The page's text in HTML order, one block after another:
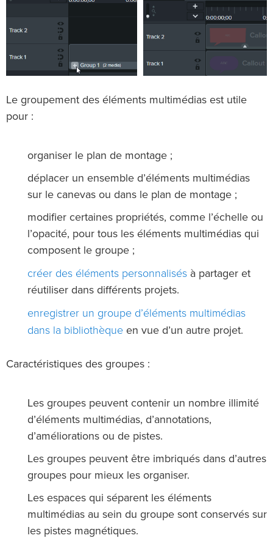
Le groupement des éléments multimédias est utile
pour :
organiser le plan de montage ;
déplacer un ensemble d’éléments multimédias
sur le canevas ou dans le plan de montage ;
modifier certaines propriétés, comme l’échelle ou
l’opacité, pour tous les éléments multimédias qui
composent le groupe ;
créer des éléments personnalisés à partager et
réutiliser dans différents projets.
enregistrer un groupe d’éléments multimédias
dans la bibliothèque en vue d’un autre projet.
Caractéristiques des groupes :
Les groupes peuvent contenir un nombre illimité
d’éléments multimédias, d’annotations,
d’améliorations ou de pistes.
Les groupes peuvent être imbriqués dans d’autres
groupes pour mieux les organiser.
Les espaces qui séparent les éléments
multimédias au sein du groupe sont conservés sur
les pistes magnétiques.